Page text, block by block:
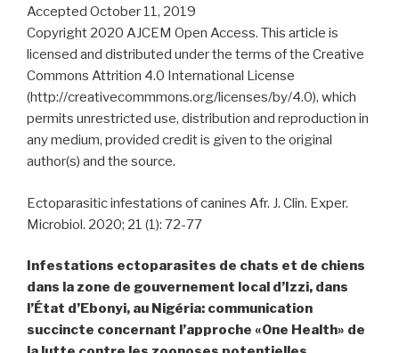
Accepted October 11, 2019
Copyright 2020 AJCEM Open Access. This article is
licensed and distributed under the terms of the Creative
Commons Attrition 4.0 International License
(http://creativecommmons.org/licenses/by/4.0), which
permits unrestricted use, distribution and reproduction in
any medium, provided credit is given to the original
author(s) and the source.
Ectoparasitic infestations of canines Afr. J. Clin. Exper.
Microbiol. 2020; 21 (1): 72-77
Infestations ectoparasites de chats et de chiens
dans la zone de gouvernement local d’Izzi, dans
l’État d’Ebonyi, au Nigéria: communication
succincte concernant l’approche «One Health» de